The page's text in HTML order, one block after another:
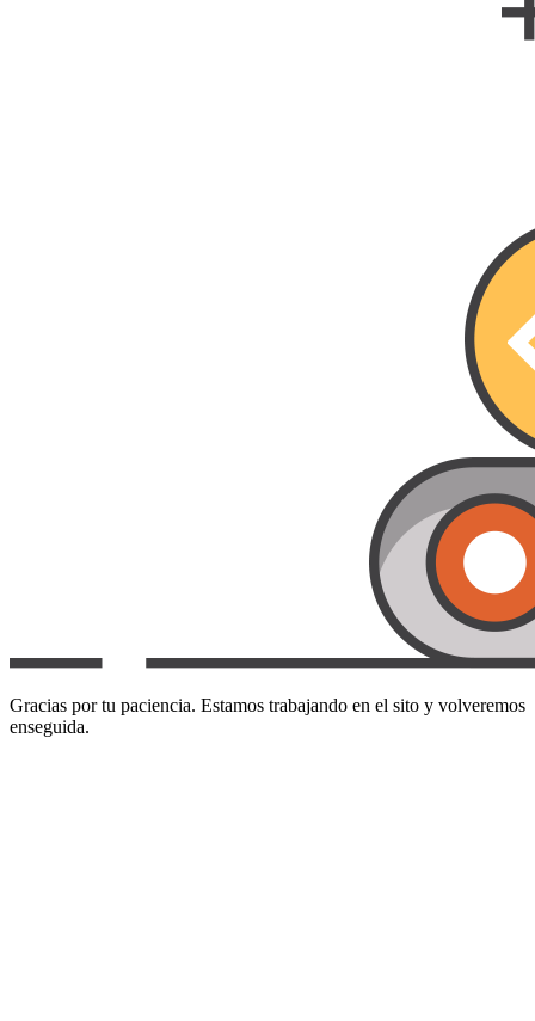
Gracias por tu paciencia. Estamos trabajando en el sito y volveremos
enseguida.